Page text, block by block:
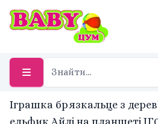
Іграшка брязкальце з
ельфик Айлі на планшеті